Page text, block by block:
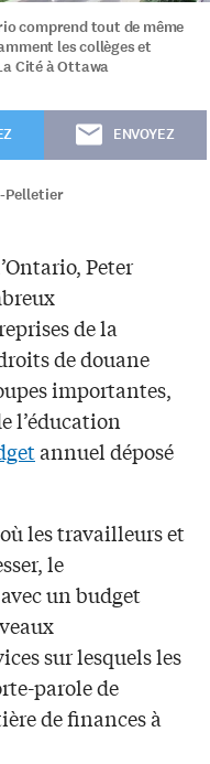
comprend tout de même
les collèges et
Cité à Ottawa
ENVOYEZ
Pelletier
Peter
de la
de douane
importantes,
l’éducation
annuel déposé
les travailleurs et
le
un budget
sur lesquels les
parole de
de finances à